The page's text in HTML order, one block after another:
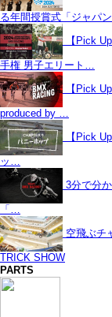
る年間授賞式「ジャパ
【Pick
手権 男子エリート…
【Pick
produced by …
【Pick
ッ…
3分で分
「…
空飛ぶチ
TRICK SHOW
PARTS